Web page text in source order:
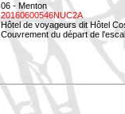
06 - Menton
20160600546NUC2A
Hôtel de voyageurs dit Hôtel
Couvrement du départ de